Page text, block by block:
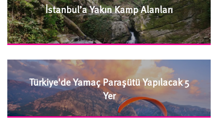
İstanbul’a Yakın Kamp Alanları
Türkiye'de Yamaç Paraşütü Yapılacak 5
Yer